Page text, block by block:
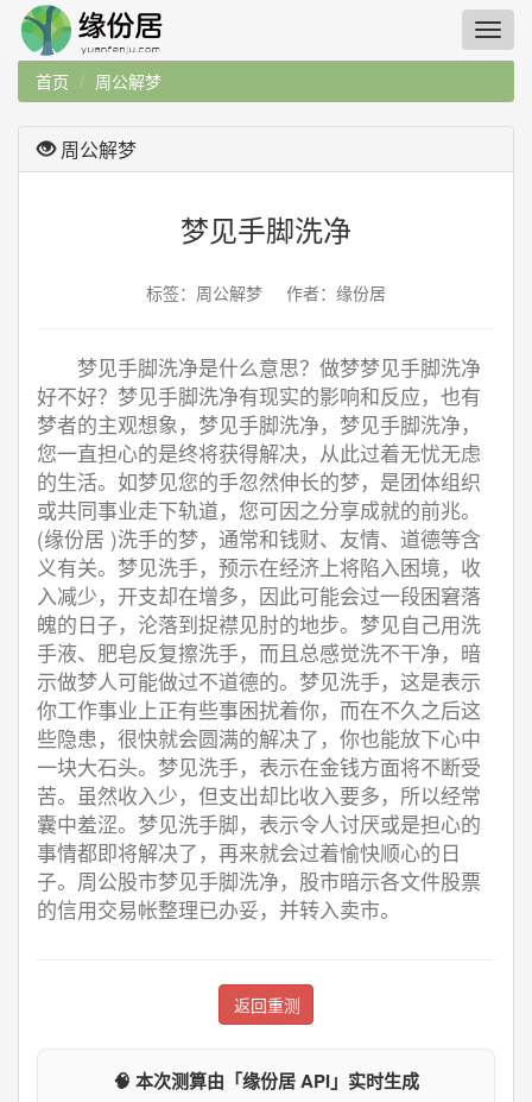
首页 周公解梦
周公解梦
梦见手脚洗净
标签：周公解梦 作者：缘份居
梦见手脚洗净是什么意思？做梦梦见手脚洗净
好不好？梦见手脚洗净有现实的影响和反应，也有
梦者的主观想象，梦见手脚洗净，梦见手脚洗净，
您一直担心的是终将获得解决，从此过着无忧无虑
的生活。如梦见您的手忽然伸长的梦，是团体组织
或共同事业走下轨道，您可因之分享成就的前兆。
(缘份居 )洗手的梦，通常和钱财、友情、道德等含
义有关。梦见洗手，预示在经济上将陷入困境，收
入减少，开支却在增多，因此可能会过一段困窘落
魄的日子，沦落到捉襟见肘的地步。梦见自己用洗
手液、肥皂反复擦洗手，而且总感觉洗不干净，暗
示做梦人可能做过不道德的。梦见洗手，这是表示
你工作事业上正有些事困扰着你，而在不久之后这
些隐患，很快就会圆满的解决了，你也能放下心中
一块大石头。梦见洗手，表示在金钱方面将不断受
苦。虽然收入少，但支出却比收入要多，所以经常
囊中羞涩。梦见洗手脚，表示令人讨厌或是担心的
事情都即将解决了，再来就会过着愉快顺心的日
子。周公股市梦见手脚洗净，股市暗示各文件股票
的信用交易帐整理已办妥，并转入卖市。
返回重测
🧠 本次测算由「缘份居 API」实时生成